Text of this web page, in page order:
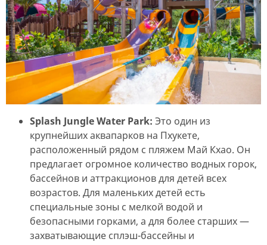
Splash Jungle Water Park: Это один из
крупнейших аквапарков на Пхукете,
расположенный рядом с пляжем Май Кхао. Он
предлагает огромное количество водных горок,
бассейнов и аттракционов для детей всех
возрастов. Для маленьких детей есть
специальные зоны с мелкой водой и
безопасными горками, а для более старших —
захватывающие сплэш-бассейны и